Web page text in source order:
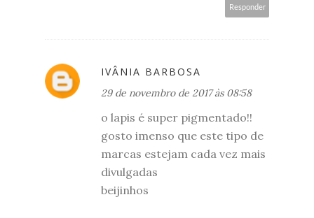
Responder
IVÂNIA BARBOSA
29 de novembro de 2017 às 08:58
o lapis é super pigmentado!!
gosto imenso que este tipo de
marcas estejam cada vez mais
divulgadas
beijinhos